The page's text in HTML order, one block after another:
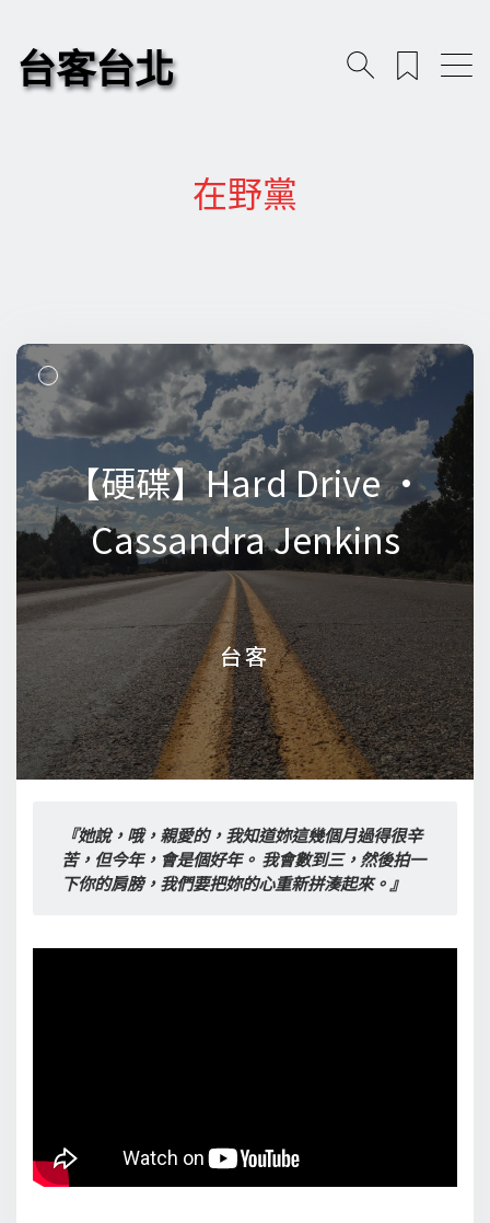
台客台北
在野黨
【硬碟】Hard Drive •
Cassandra Jenkins
台客
【硬碟】Hard Drive •
Cassandra Jenkins
台客
『她說，哦，親愛的，我知道妳這幾個月過得很辛
苦，但今年，會是個好年。 我會數到三，然後拍一
下你的肩膀，我們要把妳的心重新拼湊起來。』